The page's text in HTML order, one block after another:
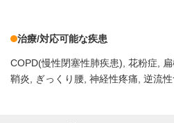
治療/対応可能な疾患
COPD(慢性閉塞性肺疾患) 花粉症
鞘炎
ぎっくり腰 神経性疼痛 逆流